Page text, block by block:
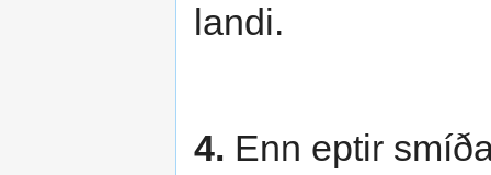
landi.
4. Enn eptir